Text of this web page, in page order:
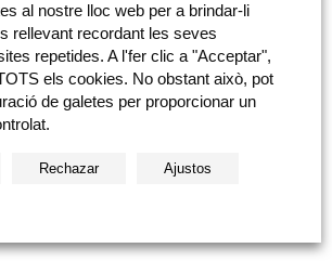
(2009).De cuerpo a cuerpo, Galería
(2007). Niño que
, Sala Caja San
Feto invertido , La sala naranja, València
mismo , Galería Llucià Homs, Barcelona y
Habana (2003).
y Sala Patio de Escuelas, Universidad de
al nostre lloc web per a brindar-li
rellevant recordant les seves
repetides. A l'fer clic a "Acceptar",
els cookies. No obstant això, pot
de galetes per proporcionar un
Rechazar Ajustos